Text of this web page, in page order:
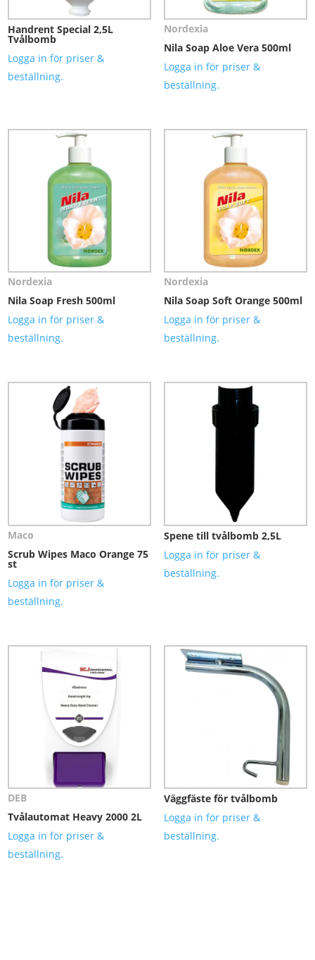
Handrent Special 2,5L
Tvålbomb
Logga in för priser &
beställning.
Nordexia
Nila Soap Aloe Vera 500ml
Logga in för priser &
beställning.
Nordexia
Nila Soap Fresh 500ml
Logga in för priser &
beställning.
Nordexia
Nila Soap Soft Orange 500ml
Logga in för priser &
beställning.
Maco
Scrub Wipes Maco Orange 75
st
Logga in för priser &
beställning.
Spene till tvålbomb 2,5L
Logga in för priser &
beställning.
DEB
Tvålautomat Heavy 2000 2L
Logga in för priser &
beställning.
Väggfäste för tvålbomb
Logga in för priser &
beställning.